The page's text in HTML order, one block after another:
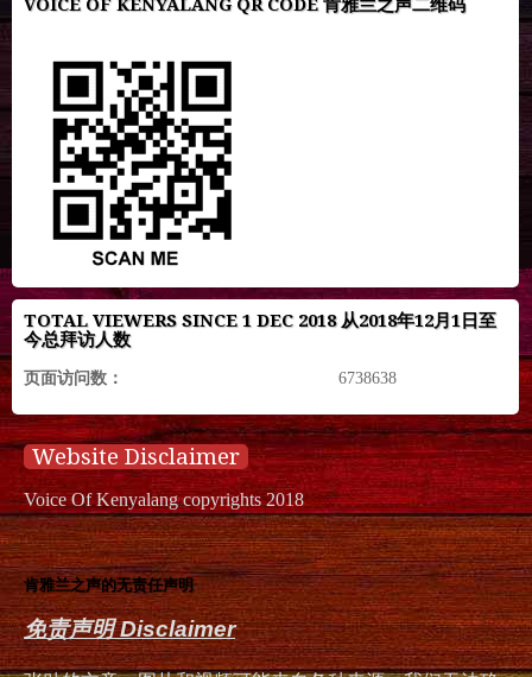
VOICE OF KENYALANG QR CODE 肯雅兰之声二维码
TOTAL VIEWERS SINCE 1 DEC 2018 从2018年12月1日至
今总拜访人数
页面访问数： 6738638
Website Disclaimer
Voice Of Kenyalang copyrights 2018
肯雅兰之声的无责任声明
免责声明 Disclaimer